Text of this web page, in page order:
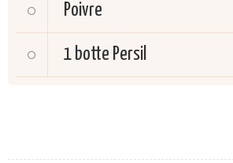
Poivre
1 botte Persil